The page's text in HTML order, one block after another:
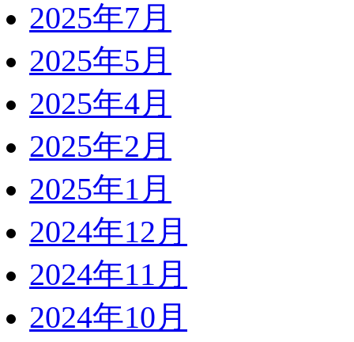
2025年7月
2025年5月
2025年4月
2025年2月
2025年1月
2024年12月
2024年11月
2024年10月